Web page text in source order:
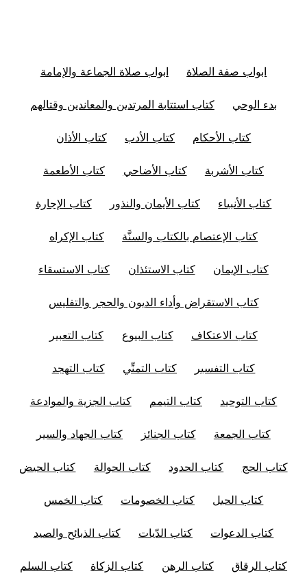
ابواب صفة الصلاة ابواب صلاة الجماعة والإمامة
بدء الوحي كتاب استتابة المرتدين والمعاندين وقتالهم
كتاب الأحكام كتاب الأدب كتاب الأذان
كتاب الأشربة كتاب الأضاحي كتاب الأطعمة
كتاب الأنبياء كتاب الأيمان والنذور كتاب الإجارة
كتاب الإعتصام بالكتاب والسنَّة كتاب الإكراه
كتاب الإيمان كتاب الاستئذان كتاب الاستسقاء
كتاب الاستقراض وأداء الديون والحجر والتفليس
كتاب الاعتكاف كتاب البيوع كتاب التعبير
كتاب التفسير كتاب التمنِّي كتاب التهجد
كتاب التوحيد كتاب التيمم كتاب الجزية والموادعة
كتاب الجمعة كتاب الجنائز كتاب الجهاد والسير
كتاب الحج كتاب الحدود كتاب الحوالة كتاب الحيض
كتاب الحيل كتاب الخصومات كتاب الخمس
كتاب الدعوات كتاب الدّيات كتاب الذبائح والصيد
كتاب الرقاق كتاب الرهن كتاب الزكاة كتاب السلم